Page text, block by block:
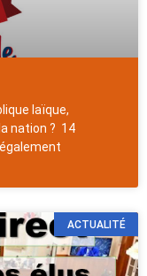
laïque,
nation ? 14
ACTUALITÉ